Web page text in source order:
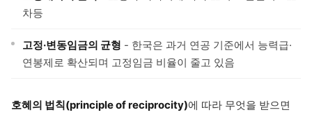
차등
고정·변동임금의 균형 - 한국은 과거 연공 기준에서 능력급·
연봉제로 확산되며 고정임금 비율이 줄고 있음
호혜의 법칙(principle of reciprocity)에 따라 무엇을 받으면